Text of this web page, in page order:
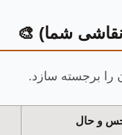
شما) 🎨
را برجسته سازد.
و حال